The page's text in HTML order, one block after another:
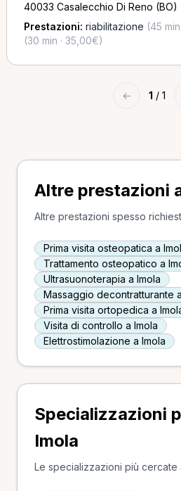
40033 Casalecchio Di Reno (BO)
Prestazioni: riabilitazione (45
(30 min · 35,00€)
← 1 / 1
Altre prestazioni
Altre prestazioni spesso
Prima visita osteopatica a
Trattamento osteopatico a
Ultrasuonoterapia a Imola
Massaggio decontratturante
Prima visita ortopedica a
Visita di controllo a Imola
Elettrostimolazione a Imola
Specializzazioni
Imola
Le specializzazioni più cercate